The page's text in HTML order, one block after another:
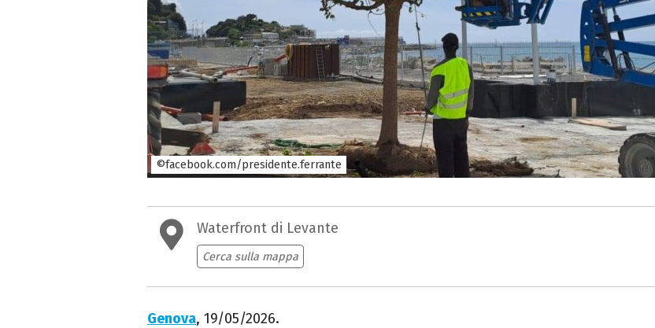
©facebook.com/presidente.ferrante
Waterfront di Levante
Cerca sulla mappa
Genova, 19/05/2026.